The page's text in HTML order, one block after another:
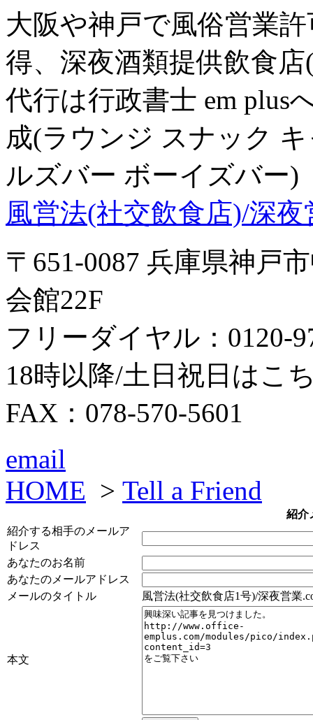
大阪や神戸で風俗営業
得、深夜酒類提供飲食
代行は行政書士 em plus
成(ラウンジ スナック
ルズバー ボーイズバー)
風営法(社交飲食店)/深夜
〒651-0087 兵庫県神戸
会館22F
フリーダイヤル：0120-
18時以降/土日祝日はこ
FAX：078-570-5601
email
HOME > Tell a Friend
紹介
紹介する相手のメールア
ドレス
あなたのお名前
あなたのメールアドレス
メールのタイトル
風営法(社交飲食店1号)/深夜営業
本文